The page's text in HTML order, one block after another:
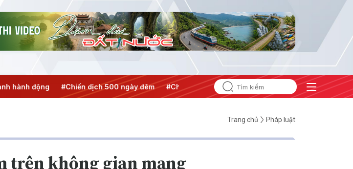
động #Chiến dịch 500 ngày đêm #Chống khai thác IUU #Căng thẳng Trung Đông #An
Trang chủ Pháp luật
trên không gian mạng